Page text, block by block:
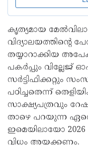
കൃത്യമായ
വിദ്യാലയത്തിന്റെ
തയ്യാറാക്കിയ
പകർപ്പും വില്ലേജ്
സർട്ടിഫിക്കറ്റും
പഠിച്ചതെന്ന്
സാക്ഷ്യപത്രവും
താഴെ പറയുന്ന
ഇമെയിലായോ
വിധം അയക്കണം.